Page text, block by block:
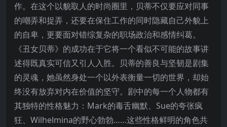
作。在这个以貌取人的时尚圈里，贝蒂不仅要应对同事
的嘲弄和捉弄，还要在保住工作的同时隐藏自己外貌上
的自卑，更要面对错综复杂的职场政治和感情纠葛。
《丑女贝蒂》的成功在于它将一个看似不可能的故事讲
述得既真实可信又引人入胜。贝蒂的善良与坚韧是剧集
的灵魂，她虽然身处一个以外表衡量一切的世界，却始
终没有放弃对内在价值的坚守。剧中的每一个人物都有
其独特的性格魅力：Mark的毒舌幽默、Sue的夸张疯
狂、Wilhelmina的野心勃勃……这些性格鲜明的角色共